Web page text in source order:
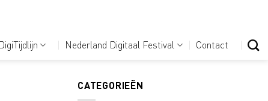
DigiTijdlijn Nederland Digitaal Festival Contact
CATEGORIEËN